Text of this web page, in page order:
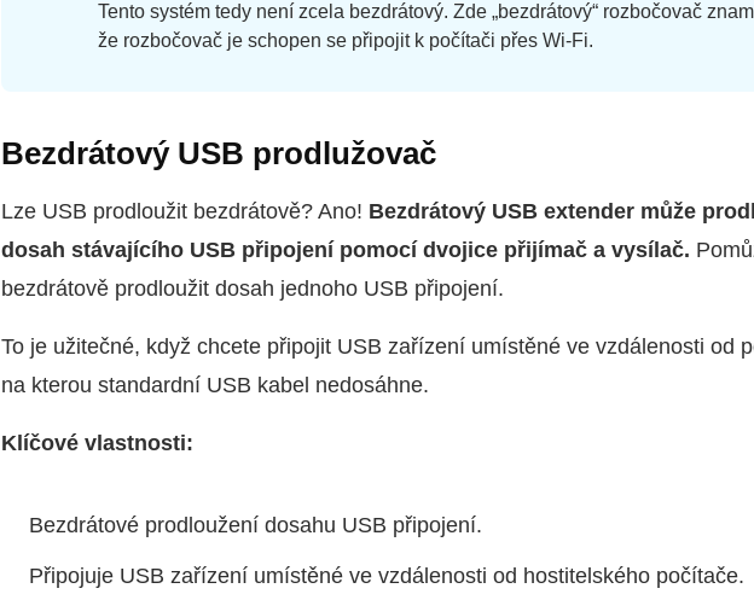
Tento systém tedy není zcela bezdrátový. Zde „bezdrátový“ rozbočovač
že rozbočovač je schopen se připojit k počítači přes Wi‑Fi.
Bezdrátový USB prodlužovač
Lze USB prodloužit bezdrátově? Ano! Bezdrátový USB extender může
dosah stávajícího USB připojení pomocí dvojice přijímač a vysílač.
bezdrátově prodloužit dosah jednoho USB připojení.
To je užitečné, když chcete připojit USB zařízení umístěné ve vzdálenosti od
na kterou standardní USB kabel nedosáhne.
Klíčové vlastnosti:
Bezdrátové prodloužení dosahu USB připojení.
Připojuje USB zařízení umístěné ve vzdálenosti od hostitelského počítače.